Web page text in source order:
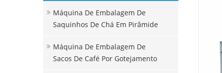
Máquina De Embalagem De
Saquinhos De Chá Em Pirâmide
Máquina De Embalagem De
Sacos De Café Por Gotejamento